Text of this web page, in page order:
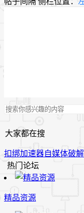
大家都在搜
扣绑加速器自媒体破
热门论坛
精品资源